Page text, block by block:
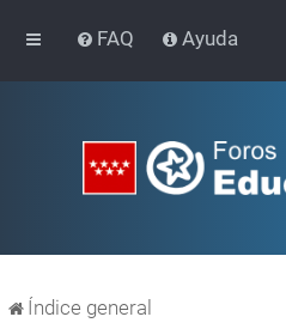
FAQ Ayuda
Índice general